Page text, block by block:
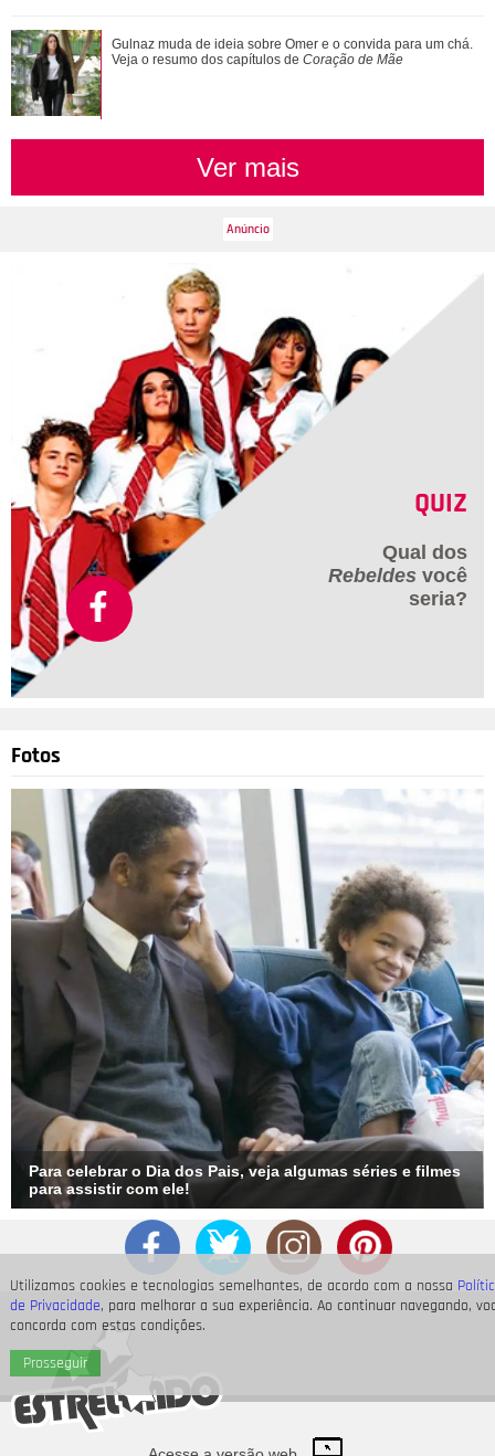
Utilizamos cookies e tecnologias semelhantes, de acordo com a nossa
de Privacidade, para melhorar a sua experiência. Ao continuar navegando,
concorda com estas condições.
Prosseguir
Novelas, filmes e série... Relembre os papéis marcantes da
carreira de Bruna Marquezine
Gulnaz muda de ideia sobre Omer e o convida para um chá.
Veja o resumo dos capítulos de Coração de Mãe
Ver mais
QUIZ
Qual dos
Rebeldes você
seria?
Fotos
Para celebrar o Dia dos Pais, veja algumas séries e filmes
para assistir com ele!